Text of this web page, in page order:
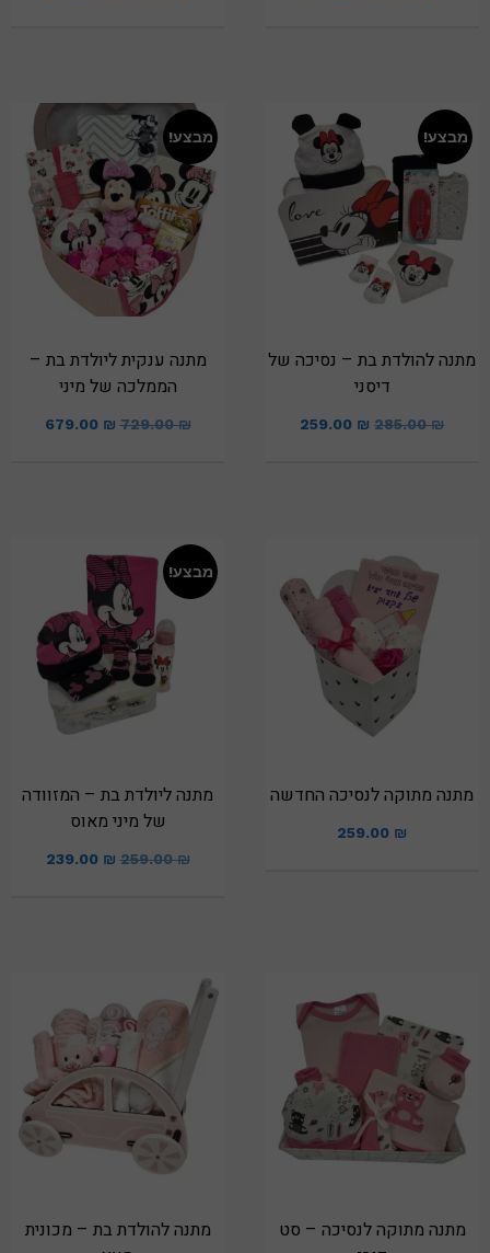
מבצע!
מתנה להולדת בת – נסיכה של
דיסני
285.00₪
259.00 ₪
מבצע!
מתנה ענקית ליולדת בת –
הממלכה של מיני
729.00₪
679.00 ₪
מתנה מתוקה לנסיכה החדשה
259.00 ₪
מבצע!
מתנה ליולדת בת – המזוודה
של מיני מאוס
259.00₪
239.00 ₪
מתנה מתוקה לנסיכה – סט
מתנה להולדת בת – מכונית